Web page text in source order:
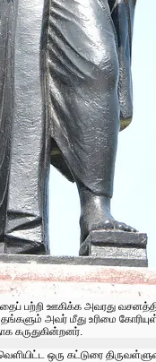
பற்றி ஊகிக்க அவரது
அவர் மீது உரிமை
கருதுகின்றனர்.
ஒரு கட்டுரை